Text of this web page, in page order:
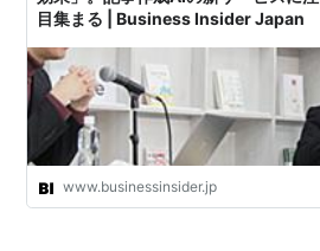
目集まる | Business Insider Japan
www.businessinsider.jp